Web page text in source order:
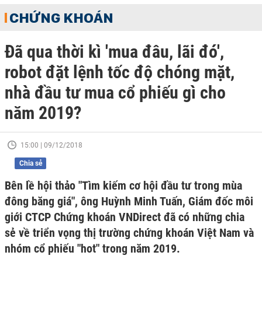
CHỨNG KHOÁN
Đã qua thời kì 'mua đâu, lãi đó',
robot đặt lệnh tốc độ chóng mặt,
nhà đầu tư mua cổ phiếu gì cho
năm 2019?
15:00 | 09/12/2018
Chia sẻ
Bên lề hội thảo "Tìm kiếm cơ hội đầu tư trong mùa
đông băng giá", ông Huỳnh Minh Tuấn, Giám đốc môi
giới CTCP Chứng khoán VNDirect đã có những chia
sẻ về triển vọng thị trường chứng khoán Việt Nam và
nhóm cổ phiếu "hot" trong năm 2019.